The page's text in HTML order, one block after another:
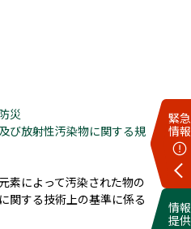
緊急
情報
情報
提供
災
び放射性汚染物に関する規
素によって汚染された物の
関する技術上の基準に係る